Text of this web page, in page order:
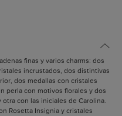
finas y varios charms: dos
incrustados, dos distintivas
dos medallas con cristales
perla con motivos florales y dos
con las iniciales de Carolina.
Rosetta Insignia y cristales